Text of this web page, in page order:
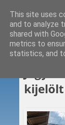
2019. 10. 08.
Jegy
This site uses
and to analyze
shared with
metrics to
statistics, and